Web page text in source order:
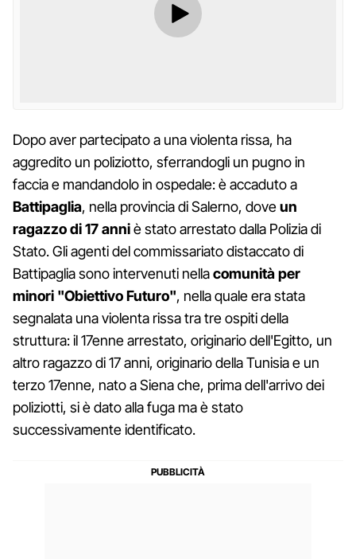
Dopo aver partecipato a una violenta rissa, ha
aggredito un poliziotto, sferrandogli un pugno in
faccia e mandandolo in ospedale: è accaduto a
Battipaglia, nella provincia di Salerno, doveun
ragazzo di 17 anniè stato arrestato dalla Polizia di
Stato. Gli agenti del commissariato distaccato di
Battipaglia sono intervenuti nellacomunità per
minori "Obiettivo Futuro", nella quale era stata
segnalata una violenta rissa tra tre ospiti della
struttura: il 17enne arrestato, originario dell'Egitto, un
altro ragazzo di 17 anni, originario della Tunisia e un
terzo 17enne, nato a Siena che, prima dell'arrivo dei
poliziotti, si è dato alla fuga ma è stato
successivamente identificato.